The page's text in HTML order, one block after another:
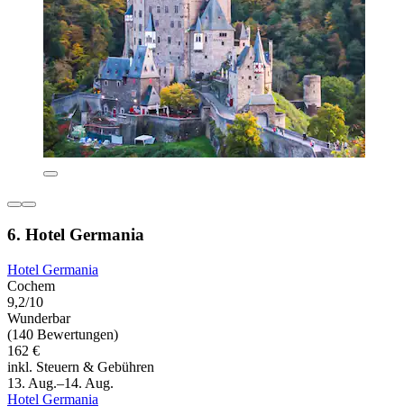
6. Hotel Germania
Hotel Germania
Cochem
9,2/10
Wunderbar
(140 Bewertungen)
162 €
inkl. Steuern & Gebühren
13. Aug.–14. Aug.
Hotel Germania